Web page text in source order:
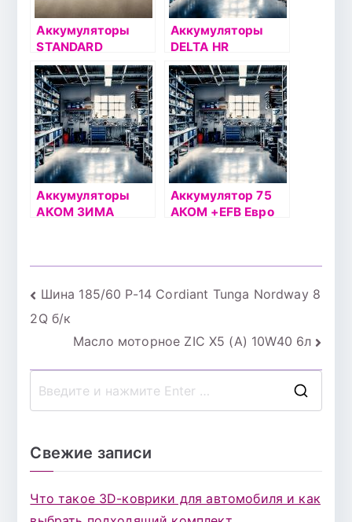
Аккумуляторы
STANDARD
Аккумуляторы
DELTA HR
Аккумуляторы
АКОМ ЗИМА
Аккумулятор 75
АКОМ +EFB Евро
Навигация
по
записям
Шина 185/60 Р-14 Cordiant Tunga Nordway 8
2Q б/к
Масло моторное ZIC X5 (A) 10W40 6л
Свежие записи
Что такое 3D-коврики для автомобиля и как